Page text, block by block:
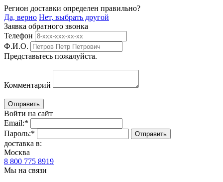
Регион доставки определен правильно?
Да, верно Нет, выбрать другой
Заявка обратного звонка
Телефон
Ф.И.О.
Представьтесь пожалуйста.
Комментарий
Войти на сайт
Email:*
Пароль:*
доставка в:
Москва
8 800 775 8919
Мы на связи